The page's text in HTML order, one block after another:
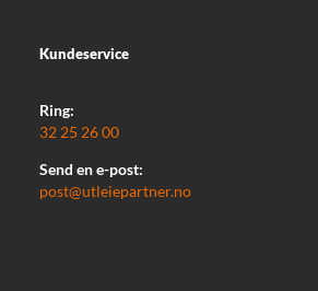
Kundeservice
Ring:
32 25 26 00
Send en e-post:
post@utleiepartner.no